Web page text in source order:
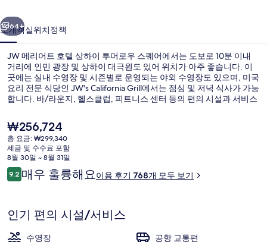
상
하
이
투
머
로
우
스
퀘
의
사
다음
64+
소개객실위치정책
JW 메리어트 호텔 상하이 투머로우 스퀘어에서는 도보로 10분 이내
거리에 인민 광장 및 상하이 대극원도 있어 위치가 아주 좋습니다. 이
곳에는 실내 수영장 및 시즌별로 운영되는 야외 수영장도 있으며, 미국
요리 전문 식당인 JW's California Grill에서는 점심 및 저녁 식사가 가능
합니다. 바/라운지, 헬스클럽, 피트니스 센터 등의 편의 시설과 서비스
스에 대단히 만족하셨어요. 이 숙박 시설은 대중 교통편을 이용하기가
편리해요. 다스제 역의 경우 10분만 걸으면 갈 수 있고 황피난루 역도
13분 거리에 있어요.
현
재
가
격
은
₩256,724
₩256,724
총 요금: ₩299,340
세금 및 수수료 포함
8월 30일 ~ 8월 31일
이
용
기
9.210점 만점 중 9.2점.
매우 훌륭해요이용 후기 768개 모두 보기
인기 편의 시설/서비스
수영장
공항 교통편